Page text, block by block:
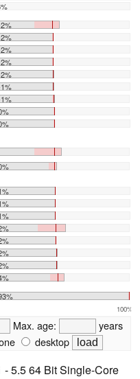
100%
Max. age:
years
desktop
- 5.5 64 Bit Single-Core